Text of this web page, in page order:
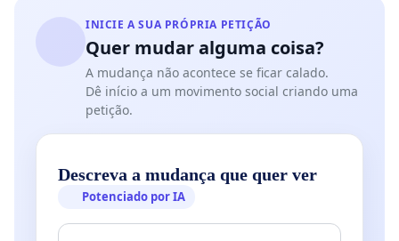
INICIE A SUA PRÓPRIA PETIÇÃO
Quer mudar alguma coisa?
A mudança não acontece se ficar calado.
Dê início a um movimento social criando uma
petição.
Descreva a mudança que quer ver
Potenciado por IA